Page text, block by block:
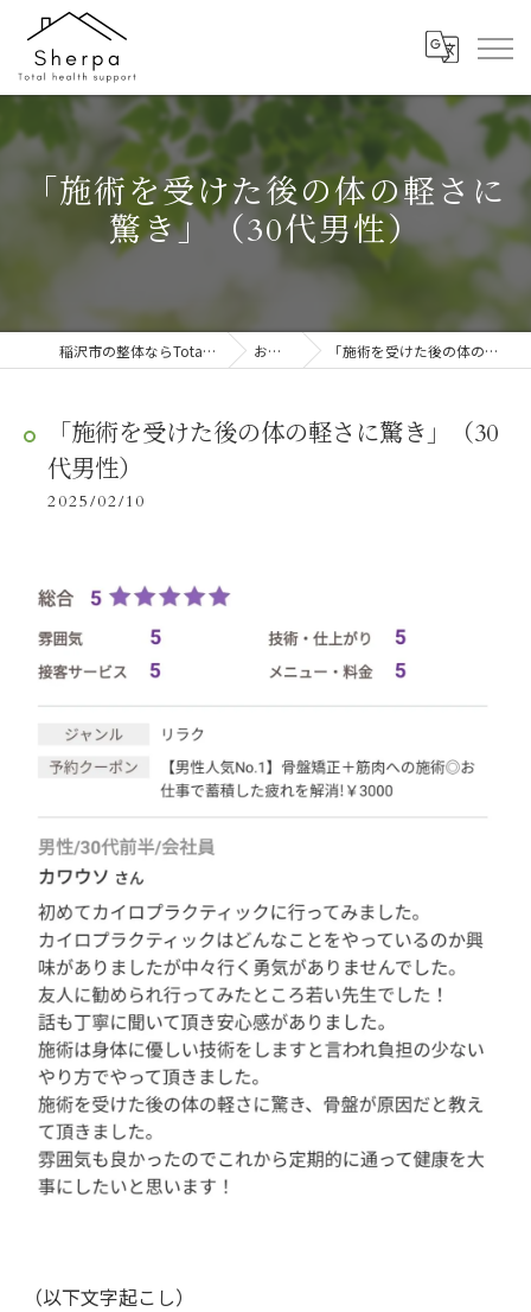
「施術を受けた後の体の軽さに
驚き」（30代男性）
稲沢市の整体ならTotal health support Sherpa お客様の声 「施術を受けた後の体の軽さに驚き」（30代男性）
「施術を受けた後の体の軽さに驚き」（30
代男性）
2025/02/10
（以下文字起こし）